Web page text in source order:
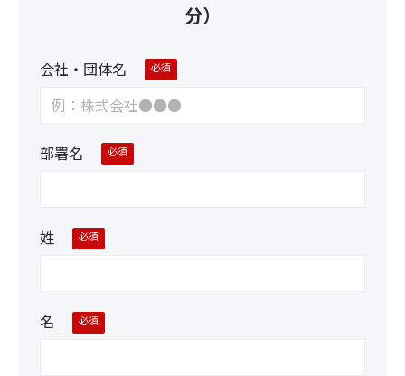
分）
会社・団体名
部署名
姓
名